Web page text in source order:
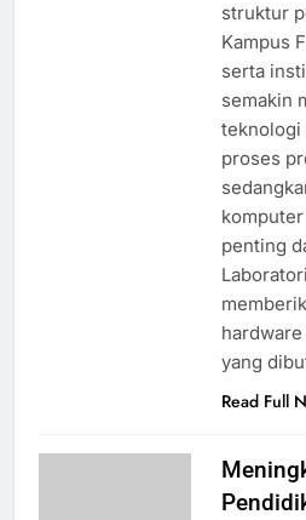
struktur
Kampus
serta
semakin
teknologi
proses
penting
yang
Read Full